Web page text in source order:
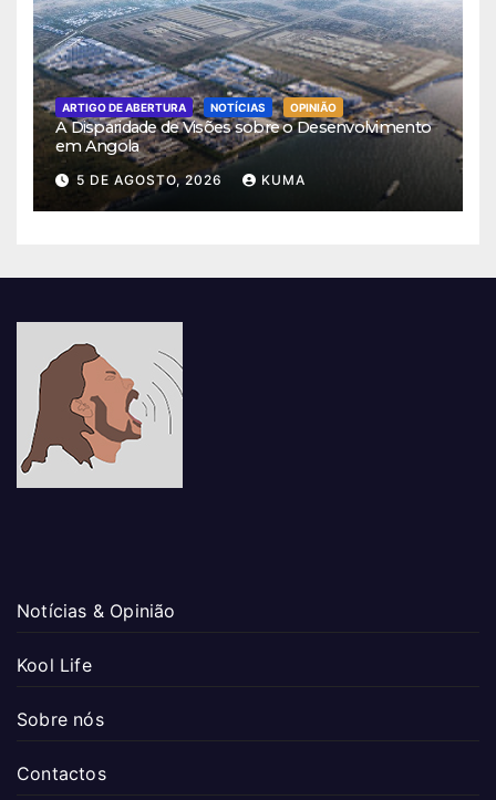
ARTIGO DE ABERTURA NOTÍCIAS OPINIÃO
A Disparidade de Visões sobre o Desenvolvimento
em Angola
5 DE AGOSTO, 2026 KUMA
Notícias & Opinião
Kool Life
Sobre nós
Contactos